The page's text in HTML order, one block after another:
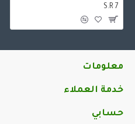
S.R 7
معلومات
خدمة العملاء
حسابي